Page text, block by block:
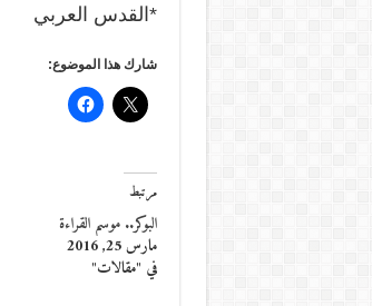
*القدس العربي
شارك هذا الموضوع:
مرتبط
البوكر.. موسم القراءة
مارس 25, 2016
في "مقالات"